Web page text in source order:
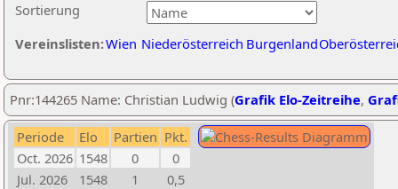
Sortierung
Vereinslisten:Wien Niederösterreich Burgenland
Pnr:144265 Name: Christian Ludwig (Grafik Elo-Zeitreihe,
Periode Elo Partien Pkt.
Oct. 2026 1548 0
0
Jul. 2026
1548 1
0,5